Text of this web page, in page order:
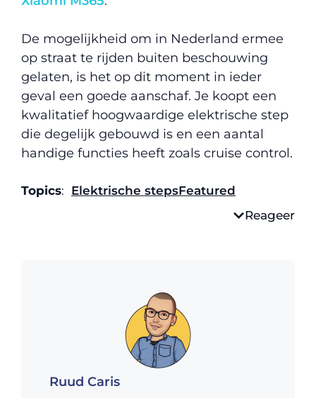
De mogelijkheid om in Nederland ermee
op straat te rijden buiten beschouwing
gelaten, is het op dit moment in ieder
geval een goede aanschaf. Je koopt een
kwalitatief hoogwaardige elektrische step
die degelijk gebouwd is en een aantal
handige functies heeft zoals cruise control.
Topics: Elektrische stepsFeatured
Reageer
Ruud Caris